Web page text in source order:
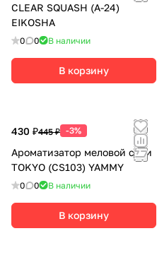
CLEAR SQUASH (А-24)
EIKOSHA
0 0 В наличии
В корзину
430 ₽445 ₽ -3%
Ароматизатор меловой сити
TOKYO (CS103) YAMMY
0 0 В наличии
В корзину